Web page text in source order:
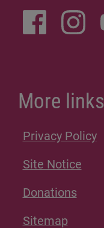
More links
Privacy Policy
Site Notice
Donations
Sitemap